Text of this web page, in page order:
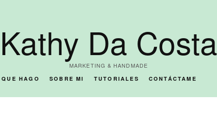
Kathy Da Costa
MARKETING & HANDMADE
HAGO SOBRE MI TUTORIALES CONTÁCTAME